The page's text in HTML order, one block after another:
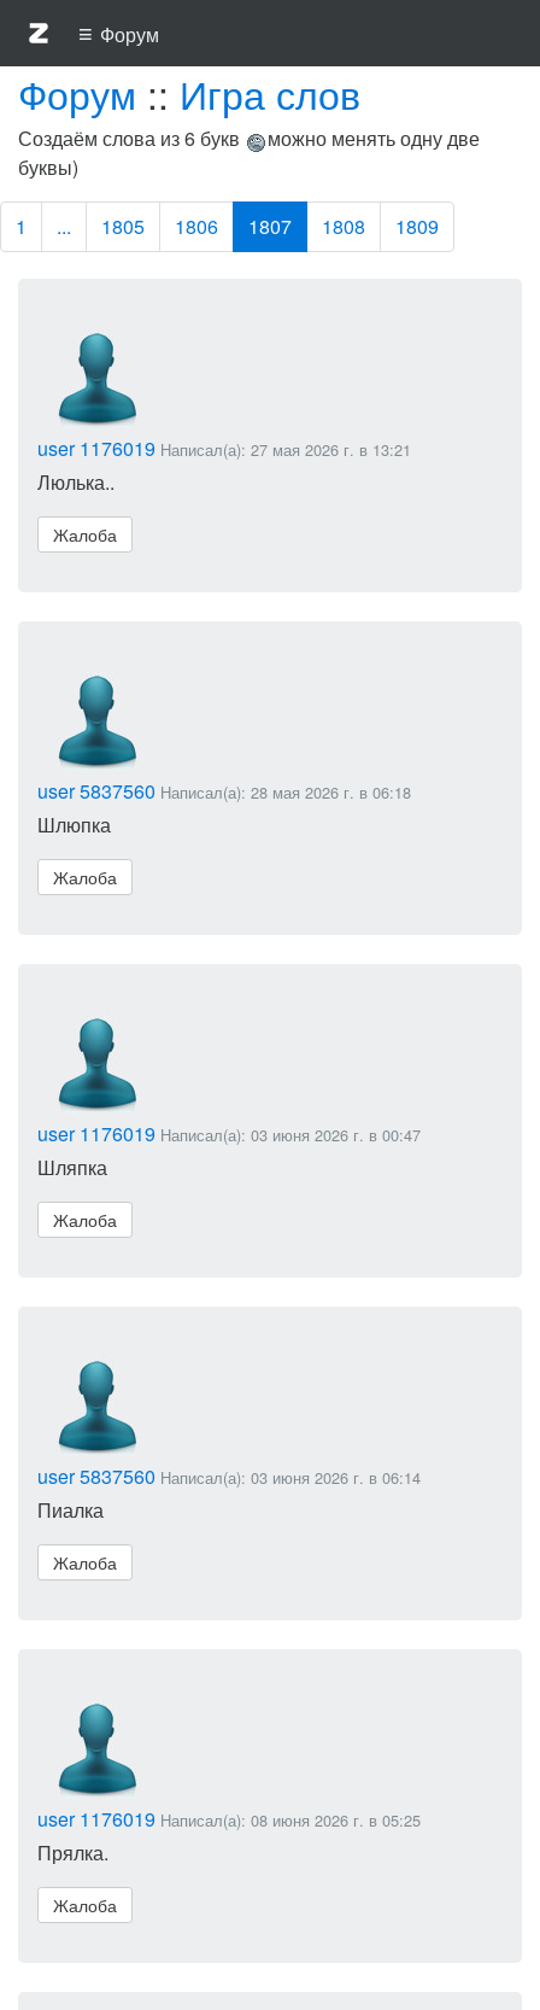
≡ Форум
Форум :: Игра слов
Создаём слова из 6 букв
можно менять одну две
буквы)
1 ... 1805 1806 1807 1808 1809
user 1176019 Написал(а): 27 мая 2026 г. в 13:21
Люлька..
Жалоба
user 5837560 Написал(а): 28 мая 2026 г. в 06:18
Шлюпка
Жалоба
user 1176019 Написал(а): 03 июня 2026 г. в 00:47
Шляпка
Жалоба
user 5837560 Написал(а): 03 июня 2026 г. в 06:14
Пиалка
Жалоба
user 1176019 Написал(а): 08 июня 2026 г. в 05:25
Прялка.
Жалоба